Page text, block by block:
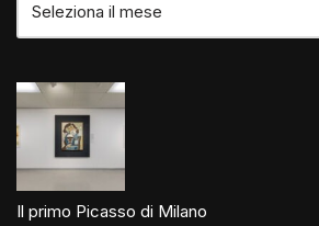
Il primo Picasso di Milano